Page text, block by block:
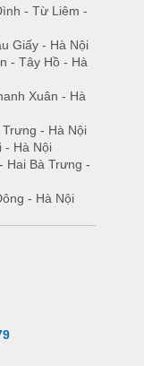
- Từ Liêm -
Giấy - Hà Nội
- Tây Hồ - Hà
Xuân - Hà
- Hà Nội
- Hà Nội
Hai Bà Trưng -
- Hà Nội